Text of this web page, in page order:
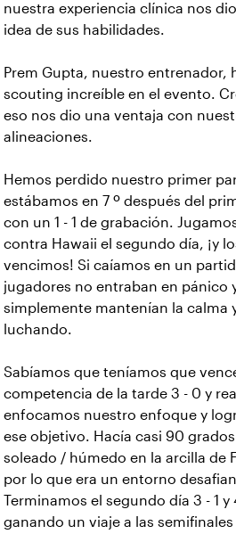
nuestra experiencia clínica nos
idea de sus habilidades.
Prem Gupta, nuestro entrenador,
scouting increíble en el evento.
eso nos dio una ventaja con
alineaciones.
Hemos perdido nuestro primer
estábamos en 7 º después del
con un 1 - 1 de grabación.
contra Hawaii el segundo día, ¡y
vencimos! Si caíamos en un
jugadores no entraban en pánico
simplemente mantenían la calma
luchando.
Sabíamos que teníamos que
competencia de la tarde 3 - 0 y
enfocamos nuestro enfoque y
ese objetivo. Hacía casi 90
soleado / húmedo en la arcilla de
por lo que era un entorno
Terminamos el segundo día 3 - 1 y
ganando un viaje a las semifinales